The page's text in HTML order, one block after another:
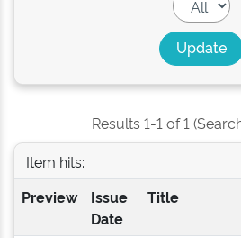
Results 1-1 of 1
Item hits:
Preview
Issue
Date
Title